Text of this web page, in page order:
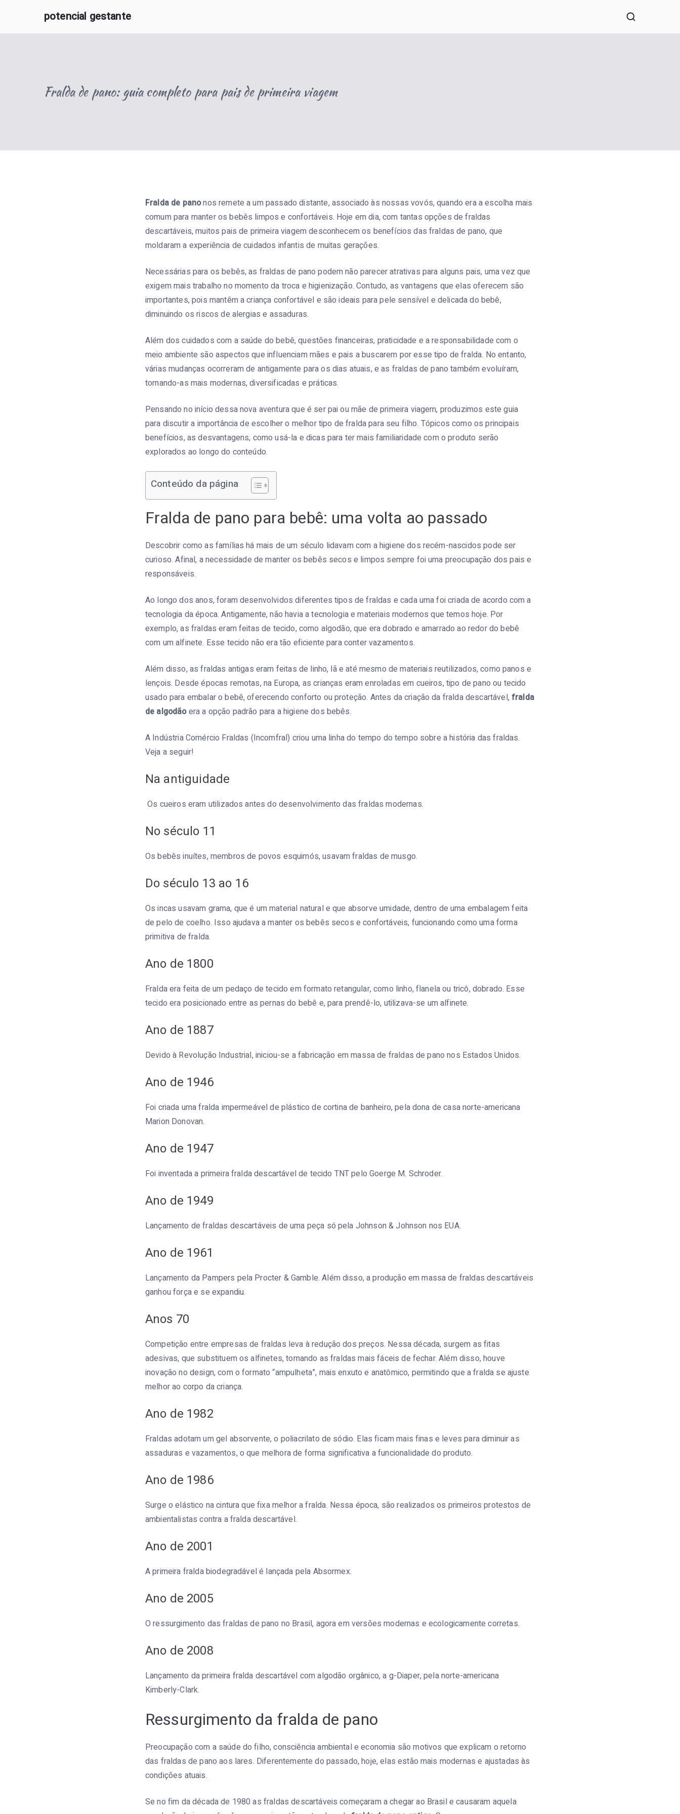
potencial gestante
Fralda de pano: guia completo para pais de primeira viagem
Fralda de panonos remete a um passado distante, associado às nossas vovós, quando era a escolha mais
comum para manter os bebês limpos e confortáveis. Hoje em dia, com tantas opções de fraldas
descartáveis, muitos pais de primeira viagem desconhecem os benefícios das fraldas de pano, que
moldaram a experiência de cuidados infantis de muitas gerações.
Necessárias para os bebês, as fraldas de pano podem não parecer atrativas para alguns pais, uma vez que
exigem mais trabalho no momento da troca e higienização. Contudo, as vantagens que elas oferecem são
importantes, pois mantêm a criança confortável e são ideais para pele sensível e delicada do bebê,
diminuindo os riscos de alergias e assaduras.
Além dos cuidados com a saúde do bebê, questões financeiras, praticidade e a responsabilidade com o
meio ambiente são aspectos que influenciam mães e pais a buscarem por esse tipo de fralda. No entanto,
várias mudanças ocorreram de antigamente para os dias atuais, e as fraldas de pano também evoluíram,
tornando-as mais modernas, diversificadas e práticas.
Pensando no início dessa nova aventura que é ser pai ou mãe de primeira viagem, produzimos este guia
para discutir a importância de escolher o melhor tipo de fralda para seu filho. Tópicos como os principais
benefícios, as desvantagens, como usá-la e dicas para ter mais familiaridade com o produto serão
explorados ao longo do conteúdo.
Conteúdo da página
Fralda de pano para bebê: uma volta ao passado
Descobrir como as famílias há mais de um século lidavam com a higiene dos recém-nascidos pode ser
curioso. Afinal, a necessidade de manter os bebês secos e limpos sempre foi uma preocupação dos pais e
responsáveis.
Ao longo dos anos, foram desenvolvidos diferentes tipos de fraldas e cada uma foi criada de acordo com a
tecnologia da época. Antigamente, não havia a tecnologia e materiais modernos que temos hoje. Por
exemplo, as fraldas eram feitas de tecido, como algodão, que era dobrado e amarrado ao redor do bebê
com um alfinete. Esse tecido não era tão eficiente para conter vazamentos.
Além disso, as fraldas antigas eram feitas de linho, lã e até mesmo de materiais reutilizados, como panos e
lençois. Desde épocas remotas, na Europa, as crianças eram enroladas em cueiros, tipo de pano ou tecido
usado para embalar o bebê, oferecendo conforto ou proteção. Antes da criação da fralda descartável,fralda
de algodãoera a opção padrão para a higiene dos bebês.
A Indústria Comércio Fraldas (Incomfral) criou uma linha do tempo do tempo sobre a história das fraldas.
Veja a seguir!
Na antiguidade
Os cueiros eram utilizados antes do desenvolvimento das fraldas modernas.
No século 11
Os bebês inuítes, membros de povos esquimós, usavam fraldas de musgo.
Do século 13 ao 16
Os incas usavam grama, que é um material natural e que absorve umidade, dentro de uma embalagem feita
de pelo de coelho. Isso ajudava a manter os bebês secos e confortáveis, funcionando como uma forma
primitiva de fralda.
Ano de 1800
Fralda era feita de um pedaço de tecido em formato retangular, como linho, flanela ou tricô, dobrado. Esse
tecido era posicionado entre as pernas do bebê e, para prendê-lo, utilizava-se um alfinete.
Ano de 1887
Devido à Revolução Industrial, iniciou-se a fabricação em massa de fraldas de pano nos Estados Unidos.
Ano de 1946
Foi criada uma fralda impermeável de plástico de cortina de banheiro, pela dona de casa norte-americana
Marion Donovan.
Ano de 1947
Foi inventada a primeira fralda descartável de tecido TNT pelo Goerge M. Schroder.
Ano de 1949
Lançamento de fraldas descartáveis de uma peça só pela Johnson & Johnson nos EUA.
Ano de 1961
Lançamento da Pampers pela Procter & Gamble. Além disso, a produção em massa de fraldas descartáveis
ganhou força e se expandiu.
Anos 70
Competição entre empresas de fraldas leva à redução dos preços. Nessa década, surgem as fitas
adesivas, que substituem os alfinetes, tornando as fraldas mais fáceis de fechar. Além disso, houve
inovação no design, com o formato “ampulheta”, mais enxuto e anatômico, permitindo que a fralda se ajuste
melhor ao corpo da criança.
Ano de 1982
Fraldas adotam um gel absorvente, o poliacrilato de sódio. Elas ficam mais finas e leves para diminuir as
assaduras e vazamentos, o que melhora de forma significativa a funcionalidade do produto.
Ano de 1986
Surge o elástico na cintura que fixa melhor a fralda. Nessa época, são realizados os primeiros protestos de
ambientalistas contra a fralda descartável.
Ano de 2001
A primeira fralda biodegradável é lançada pela Absormex.
Ano de 2005
O ressurgimento das fraldas de pano no Brasil, agora em versões modernas e ecologicamente corretas.
Ano de 2008
Lançamento da primeira fralda descartável com algodão orgânico, a g-Diaper, pela norte-americana
Kimberly-Clark.
Ressurgimento da fralda de pano
Preocupação com a saúde do filho, consciência ambiental e economia são motivos que explicam o retorno
das fraldas de pano aos lares. Diferentemente do passado, hoje, elas estão mais modernas e ajustadas às
condições atuais.
Se no fim da década de 1980 as fraldas descartáveis começaram a chegar ao Brasil e causaram aquela